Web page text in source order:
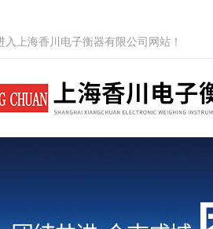
入上海香川电子衡器有限公司网站！